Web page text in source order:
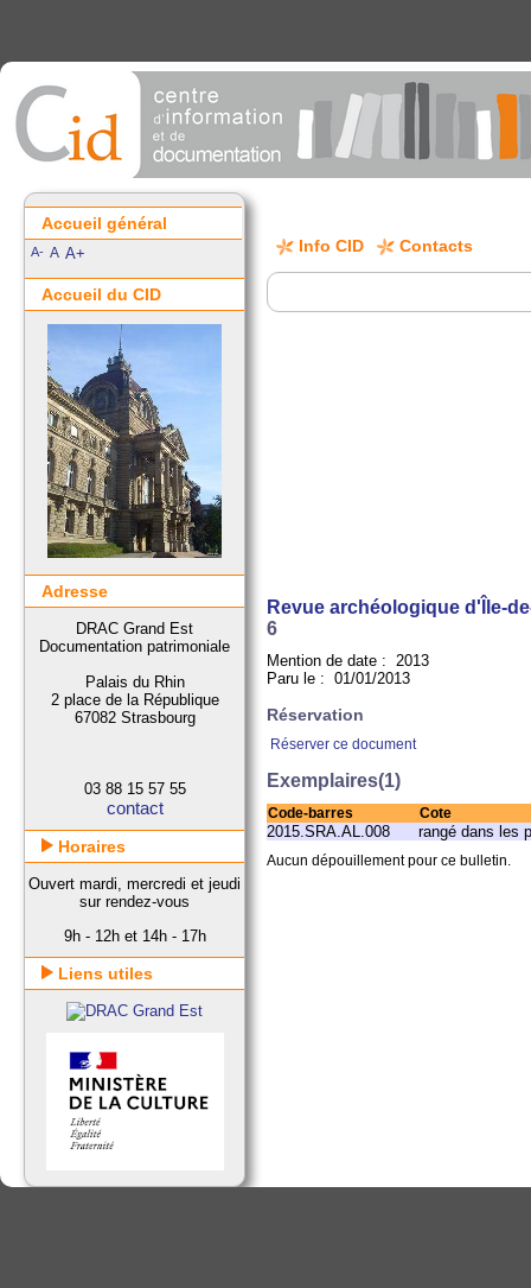
Info CID Contacts
Revue archéologique d'Île-
6
Mention de date : 2013
Paru le : 01/01/2013
Réservation
Réserver ce document
Exemplaires(1)
Code-barres Cote
2015.SRA.AL.008 rangé dans les
Aucun dépouillement pour ce bulletin.
Accueil général
A- A A+
Accueil du CID
Adresse
DRAC Grand Est
Documentation patrimoniale
Palais du Rhin
2 place de la République
67082 Strasbourg
03 88 15 57 55
contact
Horaires
Ouvert mardi, mercredi et jeudi
sur rendez-vous
9h - 12h et 14h - 17h
Liens utiles